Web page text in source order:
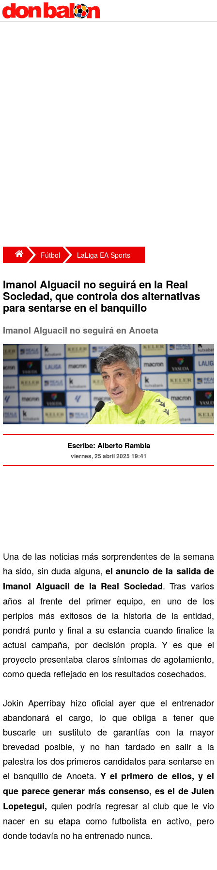
Fútbol LaLiga EA Sports
Imanol Alguacil no seguirá en la Real
Sociedad, que controla dos alternativas
para sentarse en el banquillo
Imanol Alguacil no seguirá en Anoeta
Escribe: Alberto Rambla
viernes, 25 abril 2025 19:41
Una de las noticias más sorprendentes de la semana
ha sido, sin duda alguna, el anuncio de la salida de
Imanol Alguacil de la Real Sociedad. Tras varios
años al frente del primer equipo, en uno de los
periplos más exitosos de la historia de la entidad,
pondrá punto y final a su estancia cuando finalice la
actual campaña, por decisión propia. Y es que el
proyecto presentaba claros síntomas de agotamiento,
como queda reflejado en los resultados cosechados.
Jokin Aperribay hizo oficial ayer que el entrenador
abandonará el cargo, lo que obliga a tener que
buscarle un sustituto de garantías con la mayor
brevedad posible, y no han tardado en salir a la
palestra los dos primeros candidatos para sentarse en
el banquillo de Anoeta. Y el primero de ellos, y el
que parece generar más consenso, es el de Julen
Lopetegui, quien podría regresar al club que le vio
nacer en su etapa como futbolista en activo, pero
donde todavía no ha entrenado nunca.